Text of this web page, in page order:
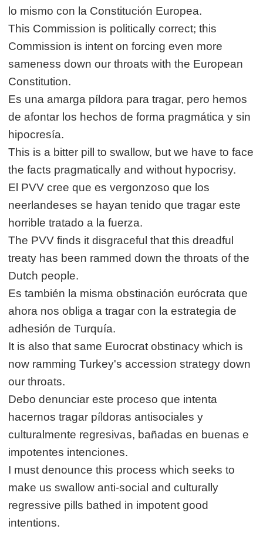
lo mismo con la Constitución Europea.
This Commission is politically correct; this
Commission is intent on forcing even more
sameness down our throats with the European
Constitution.
Es una amarga píldora para tragar, pero hemos
de afontar los hechos de forma pragmática y sin
hipocresía.
This is a bitter pill to swallow, but we have to face
the facts pragmatically and without hypocrisy.
El PVV cree que es vergonzoso que los
neerlandeses se hayan tenido que tragar este
horrible tratado a la fuerza.
The PVV finds it disgraceful that this dreadful
treaty has been rammed down the throats of the
Dutch people.
Es también la misma obstinación eurócrata que
ahora nos obliga a tragar con la estrategia de
adhesión de Turquía.
It is also that same Eurocrat obstinacy which is
now ramming Turkey's accession strategy down
our throats.
Debo denunciar este proceso que intenta
hacernos tragar píldoras antisociales y
culturalmente regresivas, bañadas en buenas e
impotentes intenciones.
I must denounce this process which seeks to
make us swallow anti-social and culturally
regressive pills bathed in impotent good
intentions.